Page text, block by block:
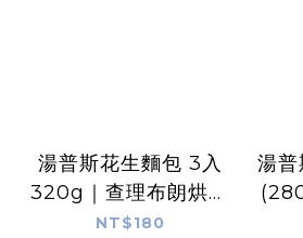
湯普斯花生麵包 3入
320g｜查理布朗烘焙
人氣團購點心
NT$180
湯
軍